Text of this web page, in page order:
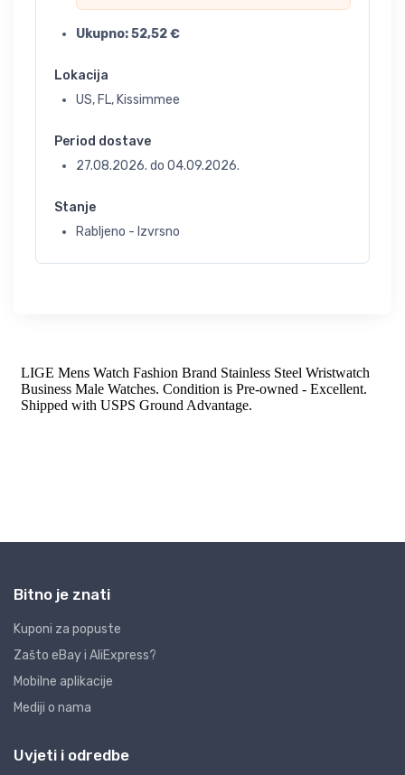
Ukupno:52,52€
Lokacija
US, FL, Kissimmee
Period dostave
27.08.2026. do 04.09.2026.
Stanje
Rabljeno - Izvrsno
Bitno je znati
Kuponi za popuste
Zašto eBay i AliExpress?
Mobilne aplikacije
Mediji o nama
Uvjeti i odredbe